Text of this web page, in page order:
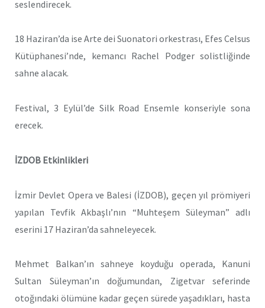
seslendirecek.
18 Haziran’da ise Arte dei Suonatori orkestrası, Efes Celsus
Kütüphanesi’nde, kemancı Rachel Podger solistliğinde
sahne alacak.
Festival, 3 Eylül’de Silk Road Ensemle konseriyle sona
erecek.
İZDOB Etkinlikleri
İzmir Devlet Opera ve Balesi (İZDOB), geçen yıl prömiyeri
yapılan Tevfik Akbaşlı’nın “Muhteşem Süleyman” adlı
eserini 17 Haziran’da sahneleyecek.
Mehmet Balkan’ın sahneye koyduğu operada, Kanuni
Sultan Süleyman’ın doğumundan, Zigetvar seferinde
otoğındaki ölümüne kadar geçen sürede yaşadıkları, hasta